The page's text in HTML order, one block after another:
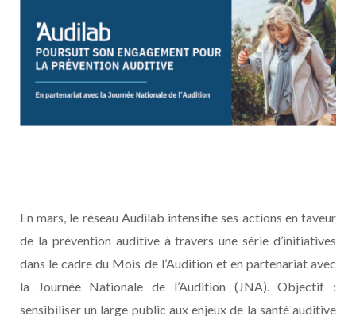
En mars, le réseau Audilab intensifie ses actions en faveur
de la prévention auditive à travers une série d’initiatives
dans le cadre du Mois de l’Audition et en partenariat avec
la Journée Nationale de l’Audition (JNA). Objectif :
sensibiliser un large public aux enjeux de la santé auditive